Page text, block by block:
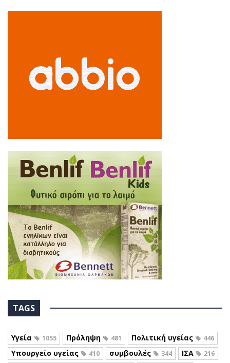
TAGS
Υγεία 1055 Πρόληψη 481 Πολιτική υγείας 446
Υπουργείο υγείας 410 συμβουλές 344 ΙΣΑ 216